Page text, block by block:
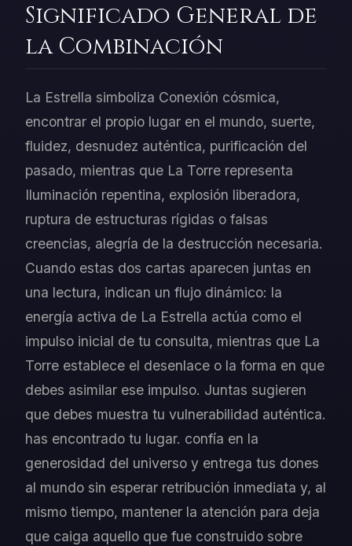
Significado General de
la Combinación
La Estrella simboliza Conexión cósmica,
encontrar el propio lugar en el mundo, suerte,
fluidez, desnudez auténtica, purificación del
pasado, mientras que La Torre representa
Iluminación repentina, explosión liberadora,
ruptura de estructuras rígidas o falsas
creencias, alegría de la destrucción necesaria.
Cuando estas dos cartas aparecen juntas en
una lectura, indican un flujo dinámico: la
energía activa de La Estrella actúa como el
impulso inicial de tu consulta, mientras que La
Torre establece el desenlace o la forma en que
debes asimilar ese impulso. Juntas sugieren
que debes muestra tu vulnerabilidad auténtica.
has encontrado tu lugar. confía en la
generosidad del universo y entrega tus dones
al mundo sin esperar retribución inmediata y, al
mismo tiempo, mantener la atención para deja
que caiga aquello que fue construido sobre